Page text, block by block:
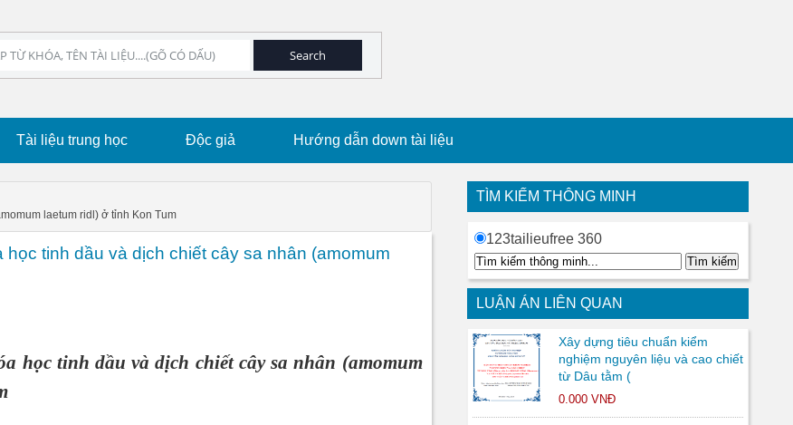
Tài liệu trung học Độc giả Hướng dẫn down tài liệu
laetum ridl) ở tỉnh Kon Tum
tinh dầu và dịch chiết cây sa nhân (amomum
học tinh dầu và dịch chiết cây sa nhân (amomum
TÌM KIẾM THÔNG MINH
123tailieufree 360
LUẬN ÁN LIÊN QUAN
Xây dựng tiêu chuẩn kiểm
nghiệm nguyên liệu và cao chiết
từ Dâu tằm (
0.000 VNĐ